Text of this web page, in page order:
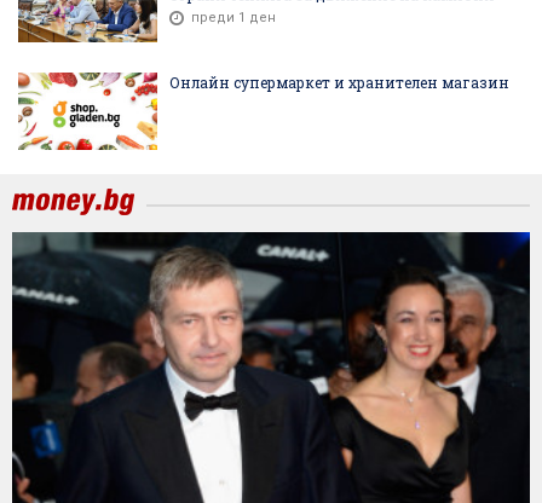
преди 1 ден
Онлайн супермаркет и хранителен магазин